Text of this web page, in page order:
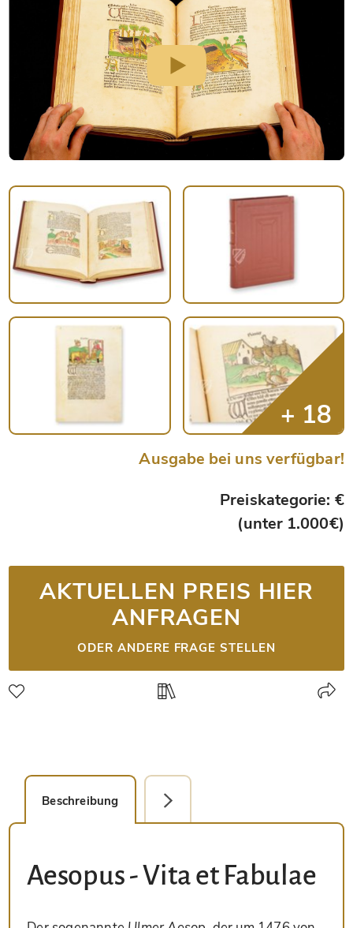
Ausgabe bei uns verfügbar!
Preiskategorie: €
(unter 1.000€)
AKTUELLEN PREIS HIER
ANFRAGEN
ODER ANDERE FRAGE STELLEN
Beschreibung Detailbild
Aesopus - Vita et Fabulae